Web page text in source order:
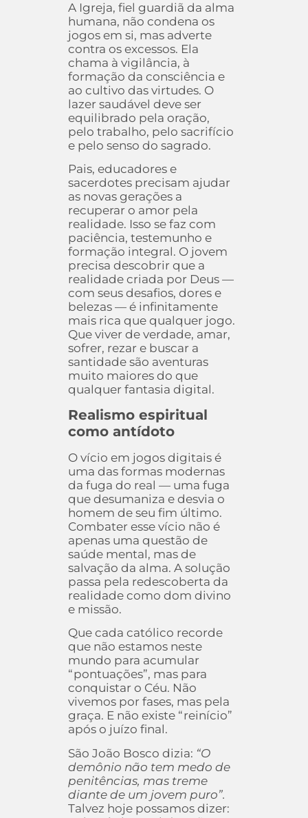
A Igreja, fiel guardiã da alma
humana, não condena os
jogos em si, mas adverte
contra os excessos. Ela
chama à vigilância, à
formação da consciência e
ao cultivo das virtudes. O
lazer saudável deve ser
equilibrado pela oração,
pelo trabalho, pelo sacrifício
e pelo senso do sagrado.
Pais, educadores e
sacerdotes precisam ajudar
as novas gerações a
recuperar o amor pela
realidade. Isso se faz com
paciência, testemunho e
formação integral. O jovem
precisa descobrir que a
realidade criada por Deus —
com seus desafios, dores e
belezas — é infinitamente
mais rica que qualquer jogo.
Que viver de verdade, amar,
sofrer, rezar e buscar a
santidade são aventuras
muito maiores do que
qualquer fantasia digital.
Realismo espiritual
como antídoto
O vício em jogos digitais é
uma das formas modernas
da fuga do real — uma fuga
que desumaniza e desvia o
homem de seu fim último.
Combater esse vício não é
apenas uma questão de
saúde mental, mas de
salvação da alma. A solução
passa pela redescoberta da
realidade como dom divino
e missão.
Que cada católico recorde
que não estamos neste
mundo para acumular
“pontuações”, mas para
conquistar o Céu. Não
vivemos por fases, mas pela
graça. E não existe “reinício”
após o juízo final.
São João Bosco dizia: “O
demônio não tem medo de
penitências, mas treme
diante de um jovem puro”.
Talvez hoje possamos dizer: